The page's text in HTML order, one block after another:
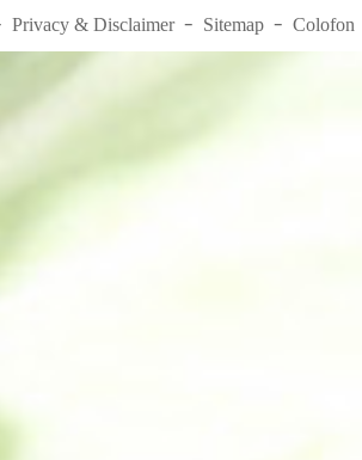
Privacy & Disclaimer Sitemap Colofon